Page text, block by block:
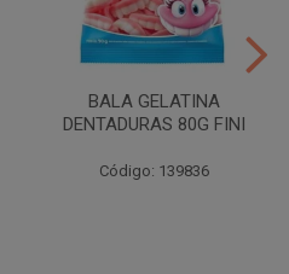
BALA GELATINA
DENTADURAS 80G FINI
Código: 139836